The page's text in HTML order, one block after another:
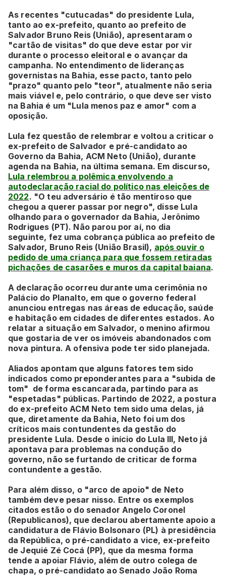
As recentes "cutucadas" do presidente Lula,
tanto ao ex-prefeito, quanto ao prefeito de
Salvador Bruno Reis (União), apresentaram o
"cartão de visitas" do que deve estar por vir
durante o processo eleitoral e o avançar da
campanha. No entendimento de lideranças
governistas na Bahia, esse pacto, tanto pelo
"prazo" quanto pelo "teor", atualmente não seria
mais viável e, pelo contrário, o que deve ser visto
na Bahia é um "Lula menos paz e amor" com a
oposição.
Lula fez questão de relembrar e voltou a criticar o
ex-prefeito de Salvador e pré-candidato ao
Governo da Bahia, ACM Neto (União), durante
agenda na Bahia, na última semana. Em discurso,
Lula relembrou a polêmica envolvendo a
autodeclaração racial do político nas eleições de
2022. "O teu adversário é tão mentiroso que
chegou a querer passar por negro", disse Lula
olhando para o governador da Bahia, Jerônimo
Rodrigues (PT). Não parou por aí, no dia
seguinte, fez uma cobrança pública ao prefeito de
Salvador, Bruno Reis (União Brasil), após ouvir o
pedido de uma criança para que fossem retiradas
pichações de casarões e muros da capital baiana.
A declaração ocorreu durante uma cerimônia no
Palácio do Planalto, em que o governo federal
anunciou entregas nas áreas de educação, saúde
e habitação em cidades de diferentes estados. Ao
relatar a situação em Salvador, o menino afirmou
que gostaria de ver os imóveis abandonados com
nova pintura. A ofensiva pode ter sido planejada.
Aliados apontam que alguns fatores tem sido
indicados como preponderantes para a "subida de
tom" de forma escancarada, partindo para as
"espetadas" públicas. Partindo de 2022, a postura
do ex-prefeito ACM Neto tem sido uma delas, já
que, diretamente da Bahia, Neto foi um dos
críticos mais contundentes da gestão do
presidente Lula. Desde o início do Lula III, Neto já
apontava para problemas na condução do
governo, não se furtando de criticar de forma
contundente a gestão.
Para além disso, o "arco de apoio" de Neto
também deve pesar nisso. Entre os exemplos
citados estão o do senador Angelo Coronel
(Republicanos), que declarou abertamente apoio a
candidatura de Flávio Bolsonaro (PL) à presidência
da República, o pré-candidato a vice, ex-prefeito
de Jequié Zé Cocá (PP), que da mesma forma
tende a apoiar Flávio, além de outro colega de
chapa, o pré-candidato ao Senado João Roma